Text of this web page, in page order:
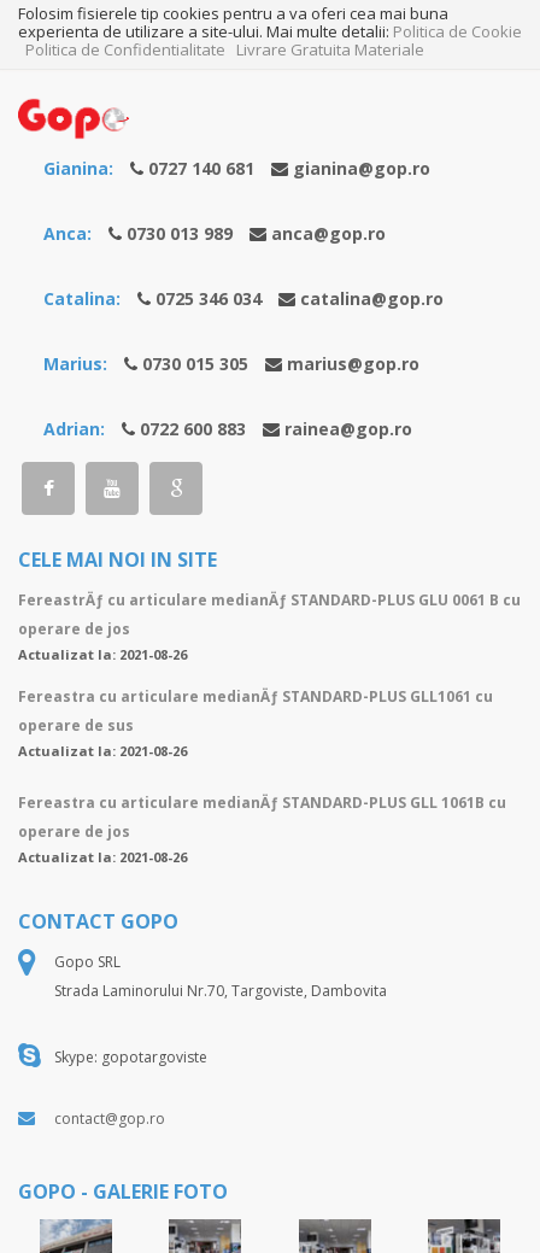
Folosim fisierele tip cookies pentru a va oferi cea mai buna
experienta de utilizare a site-ului. Mai multe detalii: Politica de Cookie
Politica de Confidentialitate
Livrare Gratuita Materiale
Gianina: 0727 140 681 gianina@gop.ro
Anca: 0730 013 989 anca@gop.ro
Catalina: 0725 346 034 catalina@gop.ro
Marius: 0730 015 305 marius@gop.ro
Adrian: 0722 600 883 rainea@gop.ro
CELE MAI NOI IN SITE
FereastrÄƒ cu articulare medianÄƒ STANDARD-PLUS GLU 0061 B cu
operare de jos
Actualizat la: 2021-08-26
Fereastra cu articulare medianÄƒ STANDARD-PLUS GLL1061 cu
operare de sus
Actualizat la: 2021-08-26
Fereastra cu articulare medianÄƒ STANDARD-PLUS GLL 1061B cu
operare de jos
Actualizat la: 2021-08-26
CONTACT GOPO
Gopo SRL
Strada Laminorului Nr.70, Targoviste, Dambovita
Skype: gopotargoviste
contact@gop.ro
GOPO - GALERIE FOTO